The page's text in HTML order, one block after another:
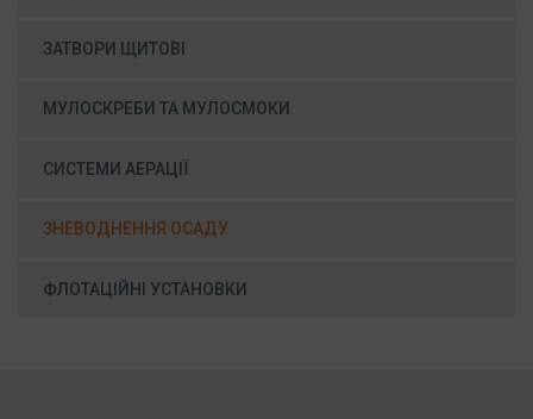
ЗАТВОРИ ЩИТОВІ
МУЛОСКРЕБИ ТА МУЛОСМОКИ
СИСТЕМИ АЕРАЦІЇ
ЗНЕВОДНЕННЯ ОСАДУ
ФЛОТАЦІЙНІ УСТАНОВКИ